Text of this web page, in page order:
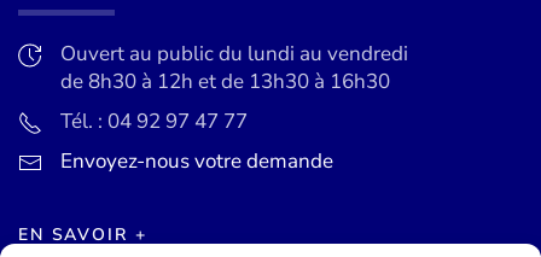
Ouvert au public du lundi au vendredi
de 8h30 à 12h et de 13h30 à 16h30
Tél. : 04 92 97 47 77
Envoyez-nous votre demande
EN SAVOIR +